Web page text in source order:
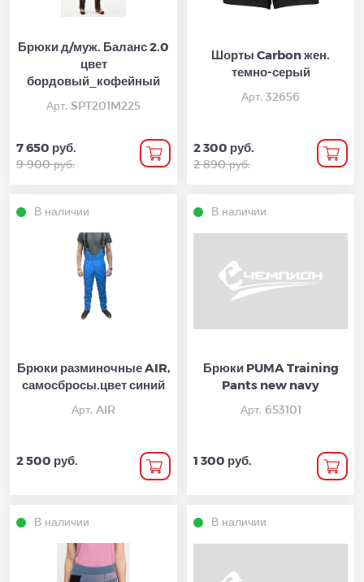
Брюки д/муж. Баланс 2.0
цвет
бордовый_кофейный
Арт. SPT201M225
7 650 руб.
9 900 руб.
Шорты Carbon жен.
темно-серый
Арт. 32656
2 300 руб.
2 890 руб.
В наличии
Брюки разминочные AIR,
самосбросы.цвет синий
Арт. AIR
2 500 руб.
В наличии
Брюки PUMA Training
Pants new navy
Арт. 653101
1 300 руб.
В наличии В наличии